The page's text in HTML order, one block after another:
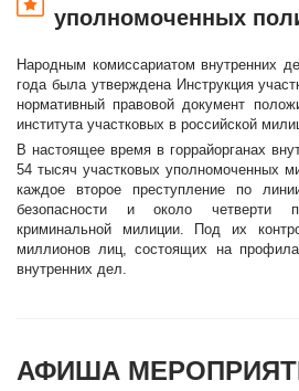
уполномоченных
Народным комиссариатом внутренних
года была утверждена Инструкция
нормативный правовой документ
института участковых в российской
В настоящее время в горрайорганах
54 тысяч участковых уполномоченных
каждое второе преступление по
безопасности и около четверти
криминальной милиции. Под их
миллионов лиц, состоящих на
внутренних дел.
АФИША